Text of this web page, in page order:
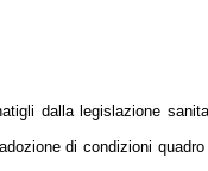
dalla legislazione
di condizioni quadro